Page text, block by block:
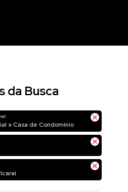
da Busca
» Casa de Condomínio